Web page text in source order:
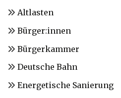
Altlasten
Bürger:innen
Bürgerkammer
Deutsche Bahn
Energetische Sanierung